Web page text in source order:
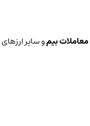
معاملات بیمو سایر